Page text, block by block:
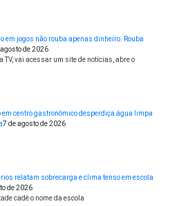
em jogos não rouba apenas dinheiro. Rouba
de 2026
TV, vai acessar um site de notícias, abre o
em centro gastronômico desperdiça água limpa
7 de agosto de 2026
relatam sobrecarga e clima tenso em escola
de 2026
cadê o nome da escola